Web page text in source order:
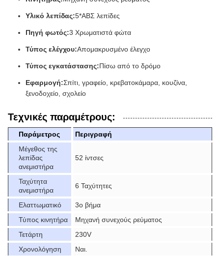
Υλικό λεπίδας:5*ΑΒΣ λεπίδες
Πηγή φωτός:3 Χρωματιστά φώτα
Τύπος ελέγχου:Απομακρυσμένο έλεγχο
Τύπος εγκατάστασης:Πίσω από το δρόμο
Εφαρμογή:Σπίτι, γραφείο, κρεβατοκάμαρα, κουζίνα,
ξενοδοχείο, σχολείο
Τεχνικές παραμέτρους:
Παράμετρος
Περιγραφή
Μέγεθος της
λεπίδας
ανεμιστήρα
52 ίντσες
Ταχύτητα
ανεμιστήρα
6 Ταχύτητες
Ελαττωματικό
3ο βήμα
Τύπος κινητήρα
Μηχανή συνεχούς ρεύματος
Τετάρτη
230V
Χρονολόγηση
Ναι.